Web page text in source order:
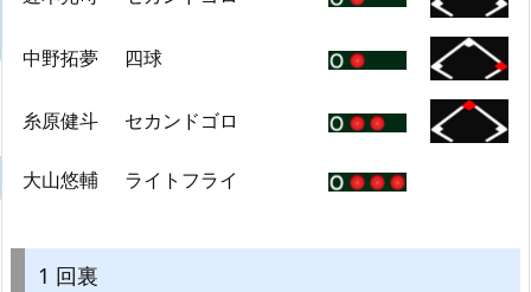
中野拓夢 四球
糸原健斗 セカンドゴロ
大山悠輔 ライトフライ
1 回裏